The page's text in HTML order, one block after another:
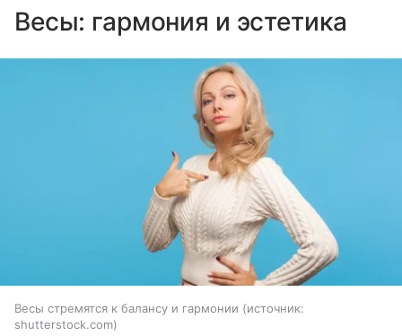
Весы: гармония и эстетика
Весы стремятся к балансу и гармонии
источник:
shutterstock.com